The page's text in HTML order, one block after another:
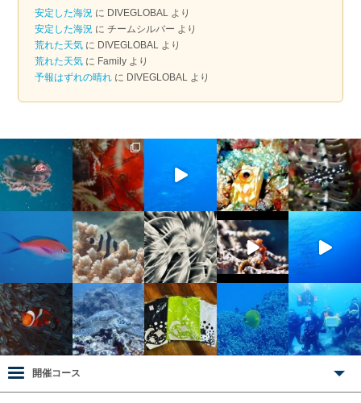
イ
ブ
安定した海況 に DIVEGLOBAL より
安定した海況 にチームシルバー より
荒れた天気 に DIVEGLOBAL より
荒れた天気 に Family より
予報はずれの晴れ に DIVEGLOBAL より
開催コース